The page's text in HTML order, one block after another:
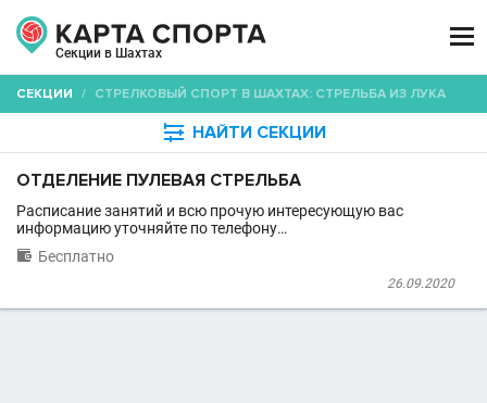
Секции в Шахтах

СЕКЦИИ / СТРЕЛКОВЫЙ СПОРТ В ШАХТАХ: СТРЕЛЬБА ИЗ ЛУКА
 НАЙТИ СЕКЦИИ
ОТДЕЛЕНИЕ ПУЛЕВАЯ СТРЕЛЬБА
Расписание занятий и всю прочую интересующую вас
информацию уточняйте по телефону…
 Бесплатно
26.09.2020